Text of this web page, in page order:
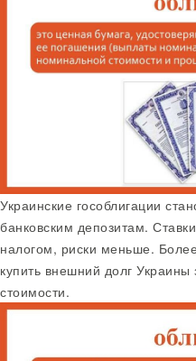
Украинские гособлигации
банковским депозитам.
налогом, риски меньше.
купить внешний долг
стоимости.